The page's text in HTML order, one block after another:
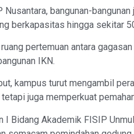
Nusantara, bangunan-
berkapasitas hingga sekitar
pertemuan antara
IKN.
kampus turut mengambil
juga memperkuat
I Bidang Akademik FISIP